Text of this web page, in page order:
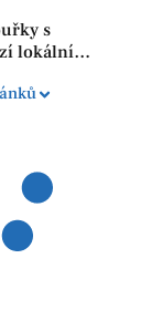
s
lokální